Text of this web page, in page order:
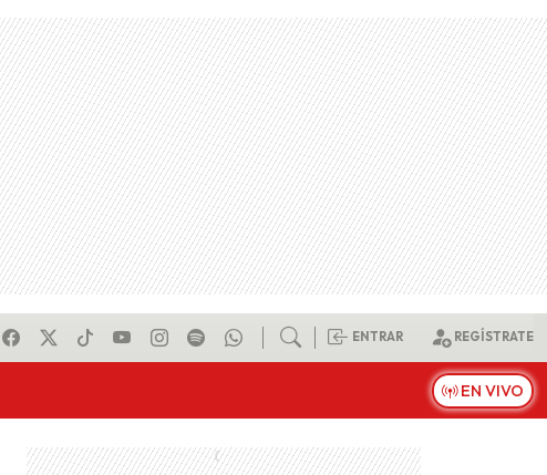
ENTRAR REGÍSTRATE
EN VIVO